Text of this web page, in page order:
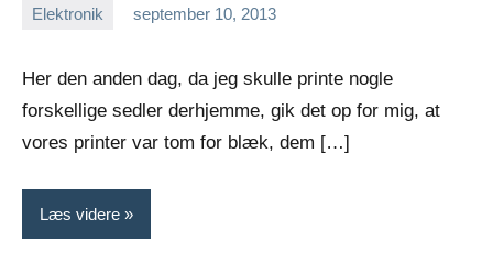
Elektronik september 10, 2013
Her den anden dag, da jeg skulle printe nogle
forskellige sedler derhjemme, gik det op for mig, at
vores printer var tom for blæk, dem […]
Læs videre